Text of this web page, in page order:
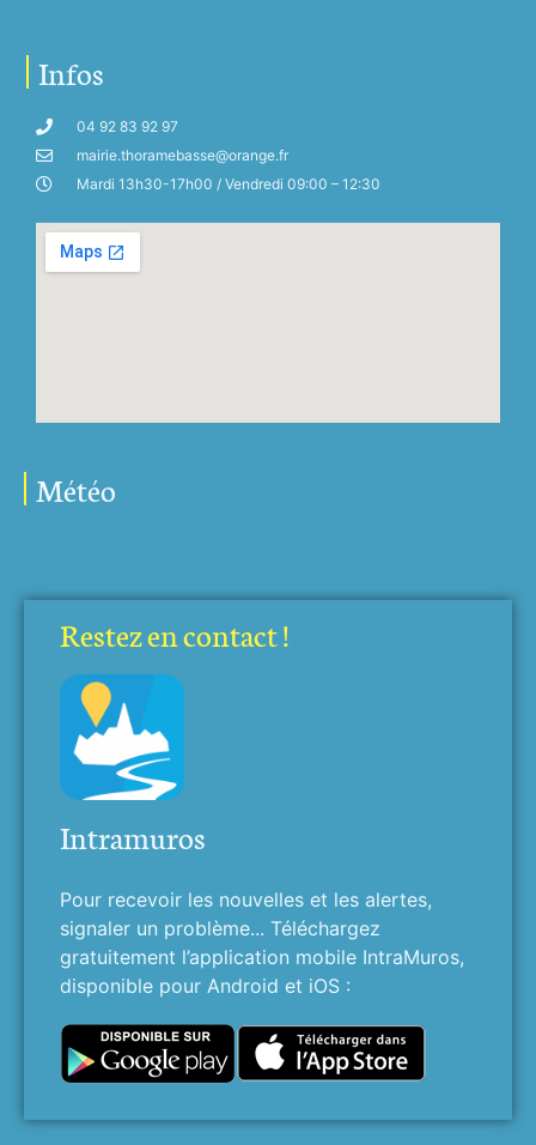
Infos
04 92 83 92 97
mairie.thoramebasse@orange.fr
Mardi 13h30-17h00 / Vendredi 09:00 – 12:30
Météo
Restez en contact !
Intramuros
Pour recevoir les nouvelles et les alertes,
signaler un problème... Téléchargez
gratuitement l’application mobile IntraMuros,
disponible pour Android et iOS :